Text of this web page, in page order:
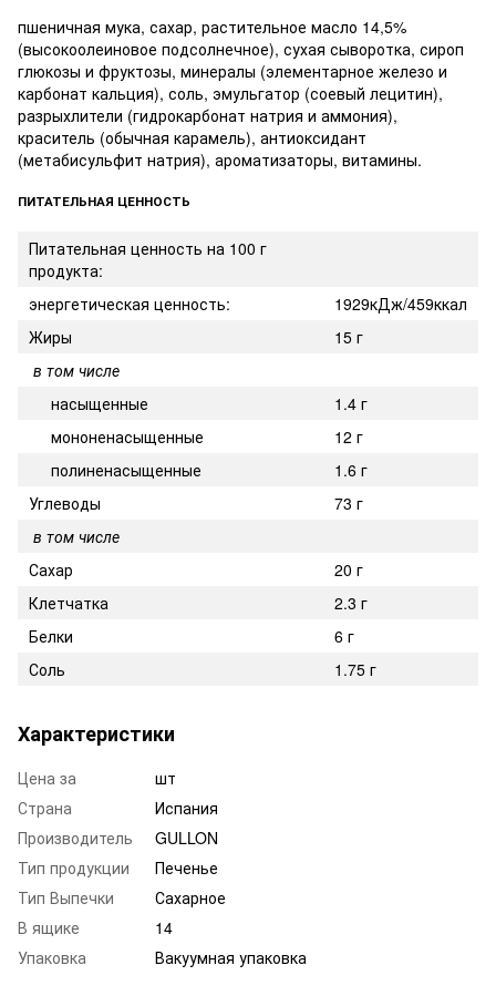
пшеничная мука, сахар, растительное масло 14,5%
(высокоолеиновое подсолнечное), сухая сыворотка, сироп
глюкозы и фруктозы, минералы (элементарное железо и
карбонат кальция), соль, эмульгатор (соевый лецитин),
разрыхлители (гидрокарбонат натрия и аммония),
краситель (обычная карамель), антиоксидант
(метабисульфит натрия), ароматизаторы, витамины.
ПИТАТЕЛЬНАЯ ЦЕННОСТЬ
Питательная ценность на 100 г
продукта:
энергетическая ценность:
1929кДж/459ккал
Жиры
15 г
в том числе
насыщенные
1.4 г
мононенасыщенные
12 г
полиненасыщенные
1.6 г
Углеводы
73 г
в том числе
Сахар
20 г
Клетчатка
2.3 г
Белки
6 г
Соль
1.75 г
Характеристики
Цена за
шт
Страна
Испания
Производитель
GULLON
Тип продукции
Печенье
Тип Выпечки
Сахарное
В ящике
14
Упаковка
Вакуумная упаковка